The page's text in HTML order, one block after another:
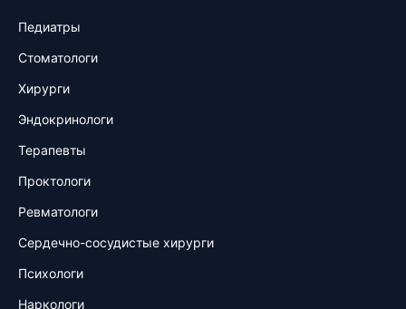
Педиатры
Стоматологи
Хирурги
Эндокринологи
Терапевты
Проктологи
Ревматологи
Сердечно-сосудистые хирурги
Психологи
Наркологи